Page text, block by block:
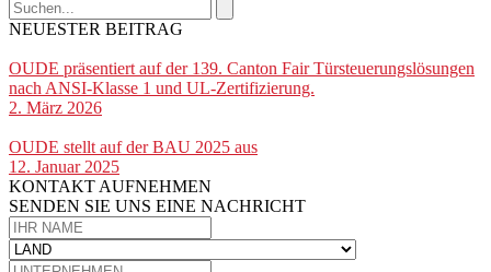
NEUESTER BEITRAG
OUDE präsentiert auf der 139. Canton Fair Türsteuerungslösungen
nach ANSI-Klasse 1 und UL-Zertifizierung.
2. März 2026
OUDE stellt auf der BAU 2025 aus
12. Januar 2025
KONTAKT AUFNEHMEN
SENDEN SIE UNS EINE NACHRICHT​